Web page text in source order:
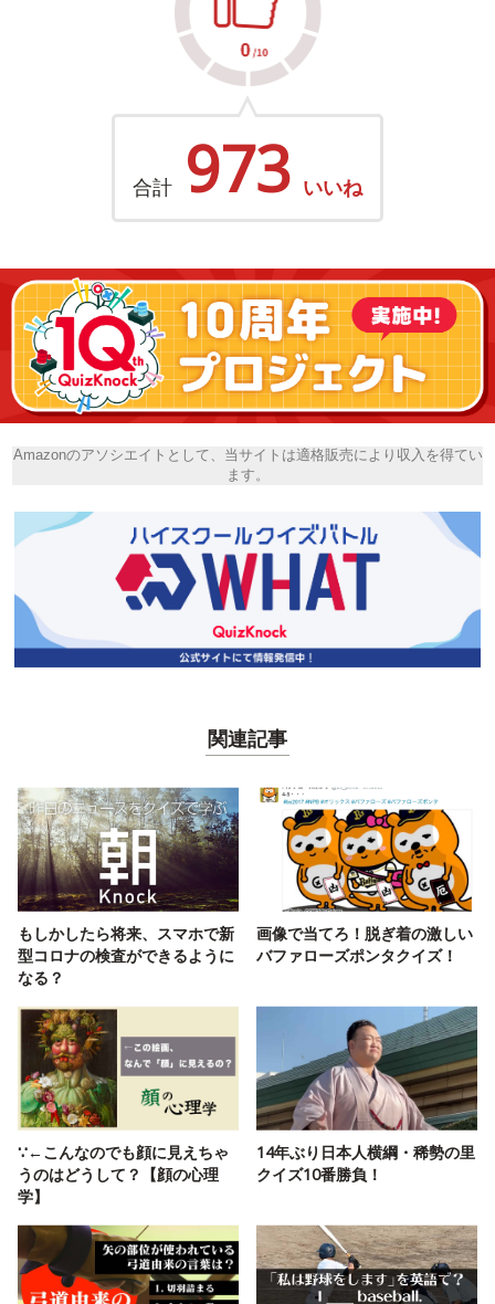
合計 973 いいね
Amazonのアソシエイトとして、当サイトは適格販売により収入を得てい
ます。
関連記事
もしかしたら将来、スマホで新
型コロナの検査ができるように
なる？
画像で当てろ！脱ぎ着の激しい
バファローズポンタクイズ！
∵←こんなのでも顔に見えちゃ
うのはどうして？【顔の心理
学】
14年ぶり日本人横綱・稀勢の里
クイズ10番勝負！